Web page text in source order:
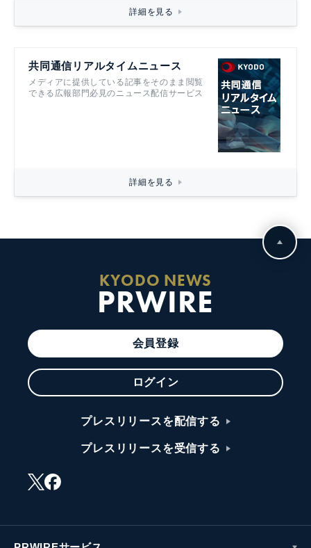
詳細を見る
共同通信リアルタイムニュース
メディアに提供している記事をそのまま閲覧
できる広報部門必見のニュース配信サービス
詳細を見る
KYODO NEWS
PRWIRE
会員登録
ログイン
プレスリリースを配信する
プレスリリースを受信する